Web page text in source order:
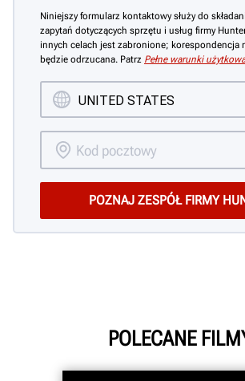
Niniejszy formularz kontaktowy służy do
zapytań dotyczących sprzętu i usług firmy
innych celach jest zabronione; korespondencja
będzie odrzucana. Patrz Pełne warunki
POLECANE